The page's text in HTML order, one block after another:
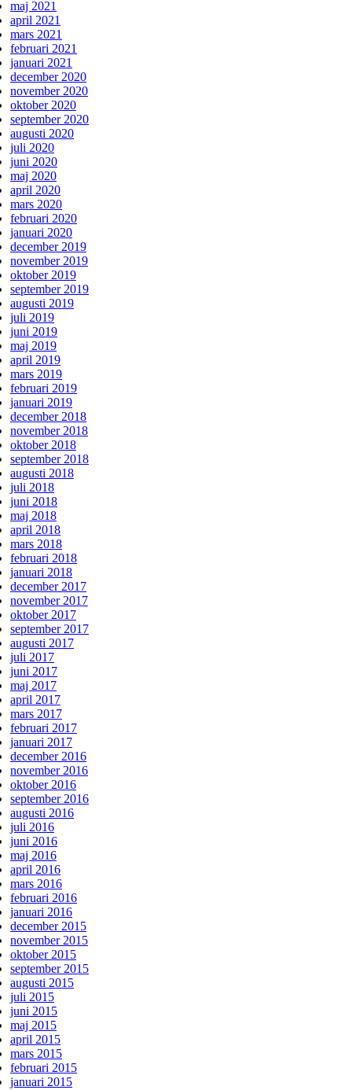
maj 2021
april 2021
mars 2021
februari 2021
januari 2021
december 2020
november 2020
oktober 2020
september 2020
augusti 2020
juli 2020
juni 2020
maj 2020
april 2020
mars 2020
februari 2020
januari 2020
december 2019
november 2019
oktober 2019
september 2019
augusti 2019
juli 2019
juni 2019
maj 2019
april 2019
mars 2019
februari 2019
januari 2019
december 2018
november 2018
oktober 2018
september 2018
augusti 2018
juli 2018
juni 2018
maj 2018
april 2018
mars 2018
februari 2018
januari 2018
december 2017
november 2017
oktober 2017
september 2017
augusti 2017
juli 2017
juni 2017
maj 2017
april 2017
mars 2017
februari 2017
januari 2017
december 2016
november 2016
oktober 2016
september 2016
augusti 2016
juli 2016
juni 2016
maj 2016
april 2016
mars 2016
februari 2016
januari 2016
december 2015
november 2015
oktober 2015
september 2015
augusti 2015
juli 2015
juni 2015
maj 2015
april 2015
mars 2015
februari 2015
januari 2015